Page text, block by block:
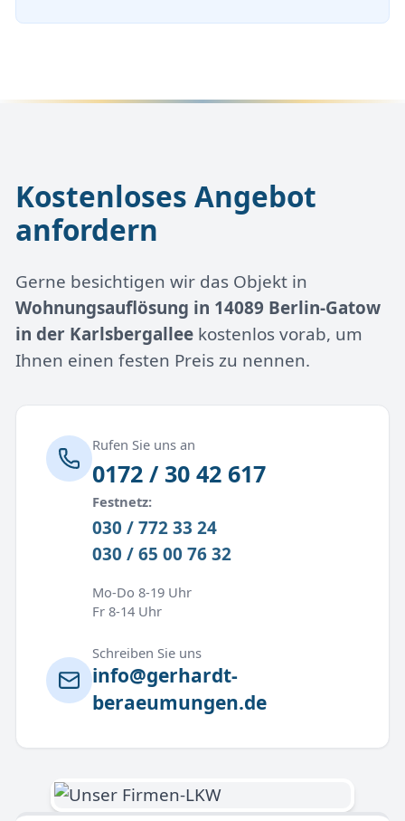
Kostenloses Angebot
anfordern
Gerne besichtigen wir das Objekt in
Wohnungsauflösung in 14089 Berlin-Gatow
in der Karlsbergalleekostenlos vorab, um
Ihnen einen festen Preis zu nennen.
Rufen Sie uns an
0172 / 30 42 617
Festnetz:
030 / 772 33 24
030 / 65 00 76 32
Mo-Do 8-19 Uhr
Fr 8-14 Uhr
Schreiben Sie uns
info@gerhardt-
beraeumungen.de